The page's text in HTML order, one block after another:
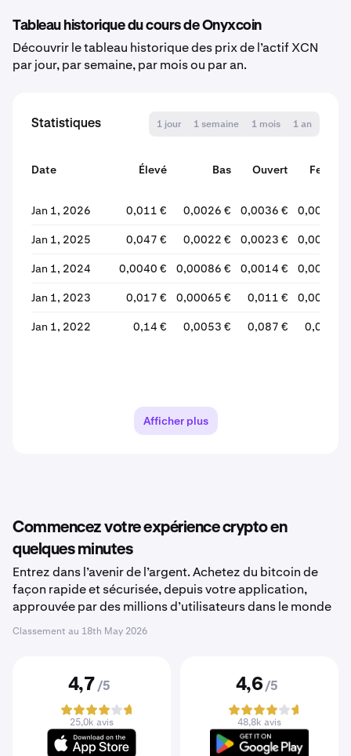
Tableau historique du cours de Onyxcoin
Découvrir le tableau historique des prix de l’actif XCN
par jour, par semaine, par mois ou par an.
Statistiques 1 jour 1 semaine 1 mois 1 an
Date Élevé Bas Ouvert Fermer
Jan 1, 2026 0,011 € 0,0026 € 0,0036 € 0,0026 €
Jan 1, 2025 0,047 € 0,0022 € 0,0023 € 0,0036 €
Jan 1, 2024 0,0040 € 0,00086 € 0,0014 € 0,0023 €
Jan 1, 2023 0,017 € 0,00065 € 0,011 € 0,0014 €
Jan 1, 2022 0,14 € 0,0053 € 0,087 € 0,011 €
Afficher plus
Commencez votre expérience crypto en
quelques minutes
Entrez dans l’avenir de l’argent. Achetez du bitcoin de
façon rapide et sécurisée, depuis votre application,
approuvée par des millions d’utilisateurs dans le monde
Classement au 18th May 2026
4,7 /5
25,0k avis
4,6 /5
48,8k avis